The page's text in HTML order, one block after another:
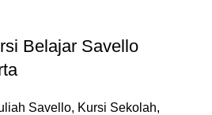
Belajar Savello
Savello, Kursi Sekolah,